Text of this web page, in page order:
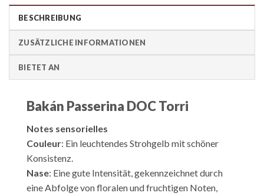
BESCHREIBUNG
ZUSÄTZLICHE INFORMATIONEN
BIETET AN
Bakán Passerina DOC Torri
Notes sensorielles
Couleur: Ein leuchtendes Strohgelb mit schöner
Konsistenz.
Nase: Eine gute Intensität, gekennzeichnet durch
eine Abfolge von floralen und fruchtigen Noten,